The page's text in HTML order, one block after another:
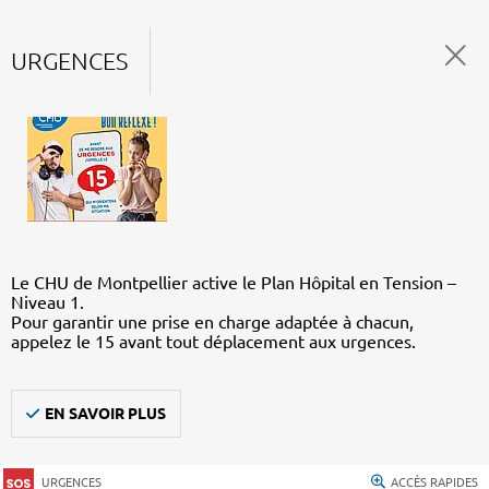
URGENCES
Le CHU de Montpellier active le Plan Hôpital en Tension –
Niveau 1.
Pour garantir une prise en charge adaptée à chacun,
appelez le 15 avant tout déplacement aux urgences.
EN SAVOIR PLUS
URGENCES ACCÈS RAPIDES